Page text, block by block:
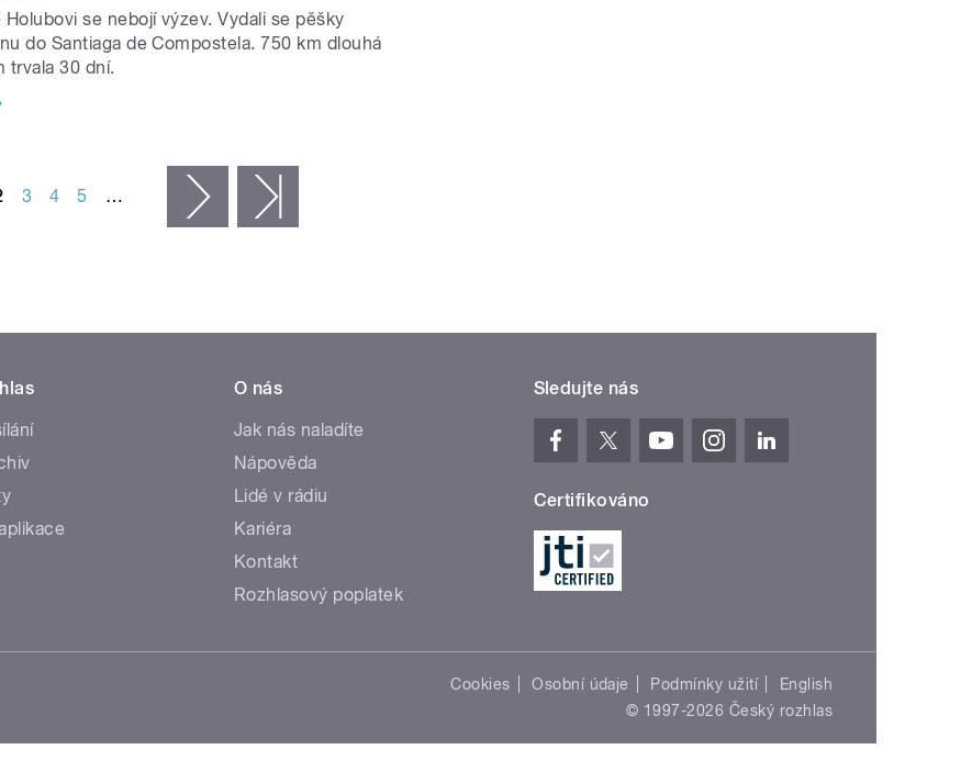
Holubovi se nebojí výzev. Vydali se pěšky
do Santiaga de Compostela. 750 km dlouhá
trvala 30 dní.
3 4 5 … následující ›
O nás
Jak nás naladíte
Nápověda
Lidé v rádiu
Kariéra
Kontakt
Rozhlasový poplatek
Sledujte nás
Certifikováno
Cookies Osobní údaje Podmínky užití
English
© 1997-2026 Český rozhlas